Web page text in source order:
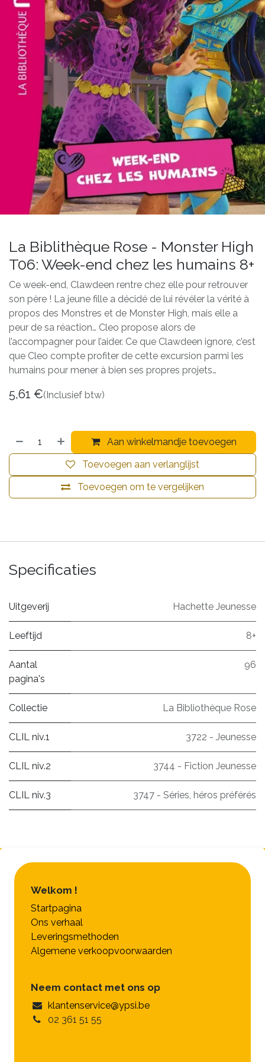
La Biblithèque Rose - Monster High
T06: Week-end chez les humains 8+
Ce week-end, Clawdeen rentre chez elle pour retrouver
son père ! La jeune fille a décidé de lui révéler la vérité à
propos des Monstres et de Monster High, mais elle a
peur de sa réaction… Cleo propose alors de
l’accompagner pour l’aider. Ce que Clawdeen ignore, c’est
que Cleo compte profiter de cette excursion parmi les
humains pour mener à bien ses propres projets…
5,61 €(Inclusief btw)
Aan winkelmandje toevoegen
Toevoegen om te vergelijken
Toevoegen aan verlanglijst
Specificaties
Uitgeverij Hachette Jeunesse
Leeftijd 8+
Aantal
pagina's
96
Collectie La Bibliothèque Rose
CLIL niv.1 3722 - Jeunesse
CLIL niv.2 3744 - Fiction Jeunesse
CLIL niv.3 3747 - Séries, héros préférés
Welkom !
Startpagina
Ons verhaal
Leveringsmethoden
Algemene verkoopvoorwaarden
Neem contact met ons op
klantenservice@ypsi.be
02 361 51 55